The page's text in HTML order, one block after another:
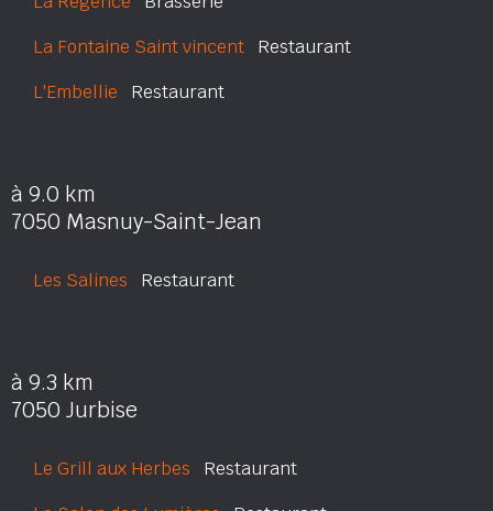
La Fontaine Saint vincent Restaurant
L'Embellie Restaurant
à 9.0 km
7050 Masnuy-Saint-Jean
Les Salines Restaurant
à 9.3 km
7050 Jurbise
Le Grill aux Herbes Restaurant